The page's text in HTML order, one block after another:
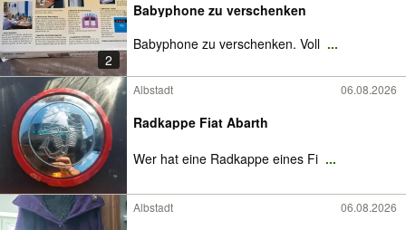
2
Babyphone zu verschenken
Babyphone zu verschenken. Voll ...
Albstadt 06.08.2026
Radkappe Fiat Abarth
Wer hat eine Radkappe eines Fi ...
Albstadt 06.08.2026